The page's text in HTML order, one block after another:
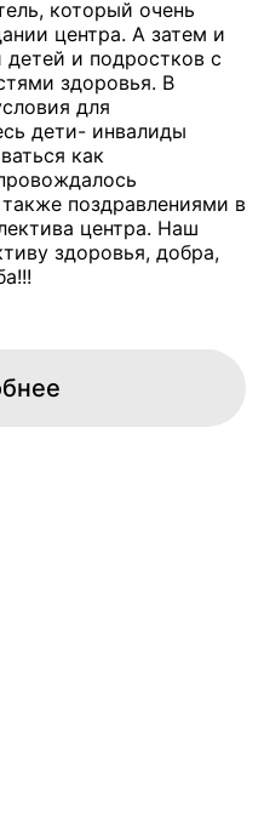
который очень
центра. А затем и
и подростков с
здоровья. В
для
дети- инвалиды
как
поздравлениями в
центра. Наш
здоровья, добра,